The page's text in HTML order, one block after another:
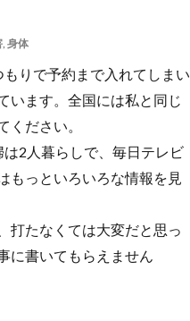
, 身体
りで予約まで入れてしまい
います。全国には私と同じ
ださい。
2人暮らしで、毎日テレビ
もっといろいろな情報を見
打たなくては大変だと思っ
に書いてもらえません